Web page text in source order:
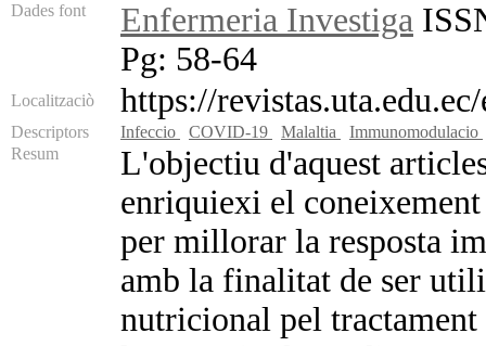
Dades font Enfermeria Investiga
Pg: 58-64
Localitzaciò https://
Descriptors Infeccio COVID-19 Malaltia
Immunomodulacio
Resum
L'objectiu d'aquest
enriquiexi el
per millorar la resposta
amb la finalitat de ser
nutricional pel